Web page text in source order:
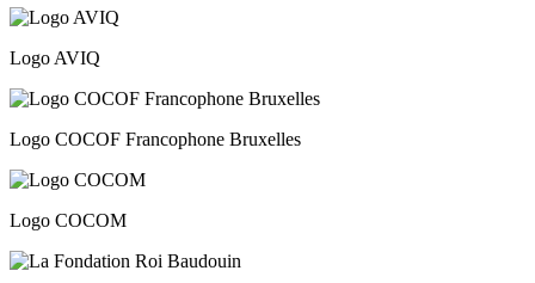
Logo AVIQ
Logo COCOF Francophone Bruxelles
Logo COCOM